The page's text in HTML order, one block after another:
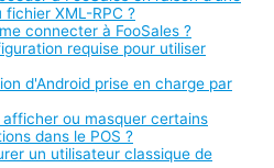
XML-RPC ?
connecter à FooSales ?
requise pour utiliser
d'Android prise en charge par
ou masquer certains
dans le POS ?
un utilisateur classique de